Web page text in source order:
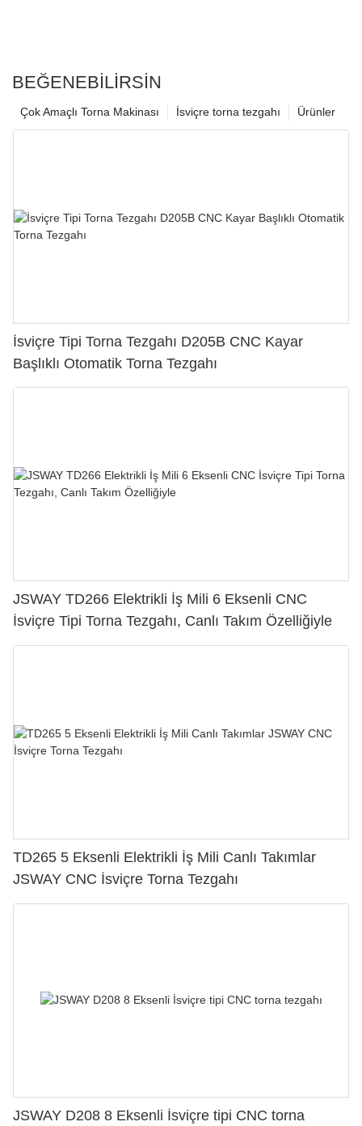
BEĞENEBILIRSIN
Ürünler
İsviçre torna tezgahı
Çok Amaçlı Torna Makinası
İsviçre Tipi Torna Tezgahı D205B CNC Kayar
Başlıklı Otomatik Torna Tezgahı
JSWAY TD266 Elektrikli İş Mili 6 Eksenli CNC
İsviçre Tipi Torna Tezgahı, Canlı Takım Özelliğiyle
TD265 5 Eksenli Elektrikli İş Mili Canlı Takımlar
JSWAY CNC İsviçre Torna Tezgahı
JSWAY D208 8 Eksenli İsviçre tipi CNC torna